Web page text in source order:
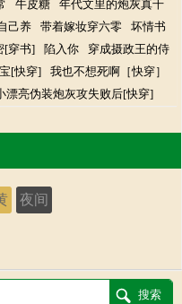
牛皮糖
年代文里的炮灰真千
己养 带着嫁妆穿六零
坏情书
[穿书] 陷入你
穿成摄政王的侍
[快穿]
我也不想死啊［快穿］
漂亮伪装炮灰攻失败后[快穿]
夜间